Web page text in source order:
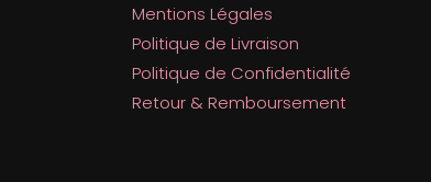
Mentions Légales
Politique de Livraison
Politique de Confidentialité
Retour & Remboursement